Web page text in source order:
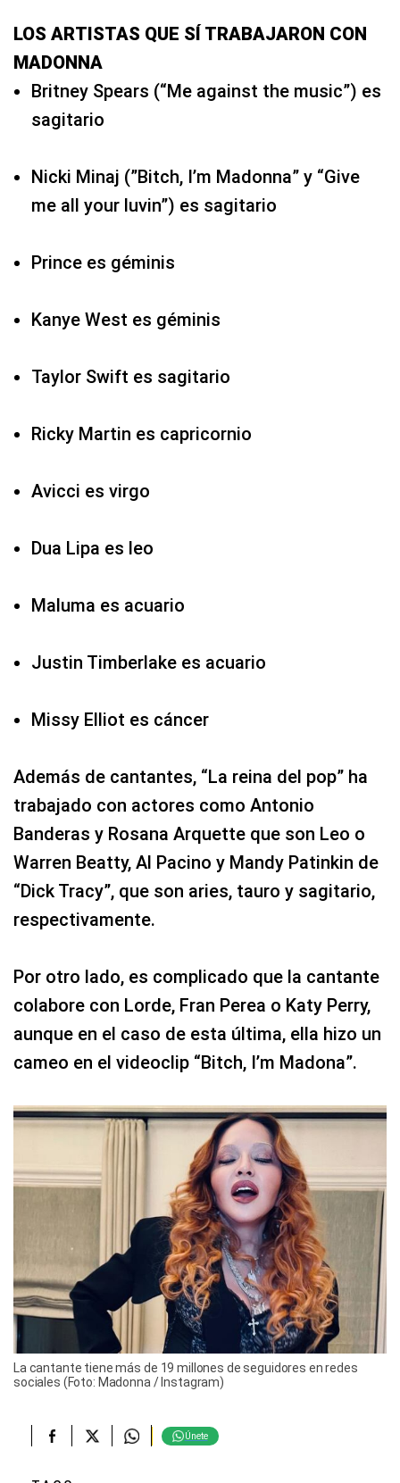
LOS ARTISTAS QUE SÍ TRABAJARON CON
MADONNA
Britney Spears (“Me against the music”) es
sagitario
Nicki Minaj (”Bitch, I’m Madonna” y “Give
me all your luvin”) es sagitario
Prince es géminis
Kanye West es géminis
Taylor Swift es sagitario
Ricky Martin es capricornio
Avicci es virgo
Dua Lipa es leo
Maluma es acuario
Justin Timberlake es acuario
Missy Elliot es cáncer
Además de cantantes, “La reina del pop” ha
trabajado con actores como Antonio
Banderas y Rosana Arquette que son Leo o
Warren Beatty, Al Pacino y Mandy Patinkin de
“Dick Tracy”, que son aries, tauro y sagitario,
respectivamente.
Por otro lado, es complicado que la cantante
colabore con Lorde, Fran Perea o Katy Perry,
aunque en el caso de esta última, ella hizo un
cameo en el videoclip “Bitch, I’m Madona”.
La cantante tiene más de 19 millones de seguidores en redes
sociales (Foto: Madonna / Instagram)
Únete